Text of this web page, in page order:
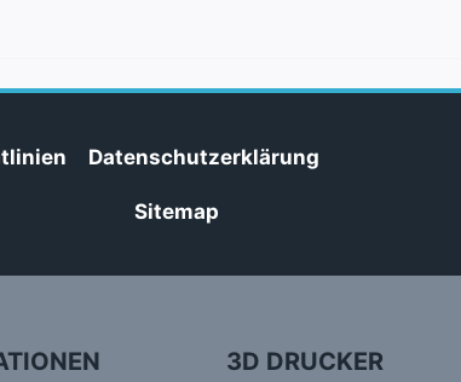
Datenschutzerklärung
Sitemap
3D DRUCKER